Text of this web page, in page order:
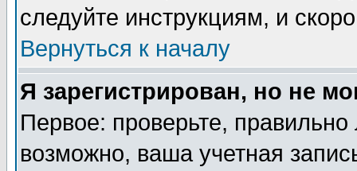
следуйте инструкциям, и
Вернуться к началу
Я зарегистрирован, но не
Первое: проверьте,
возможно, ваша учетная